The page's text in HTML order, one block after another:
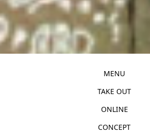
MENU
TAKE OUT
ONLINE
CONCEPT